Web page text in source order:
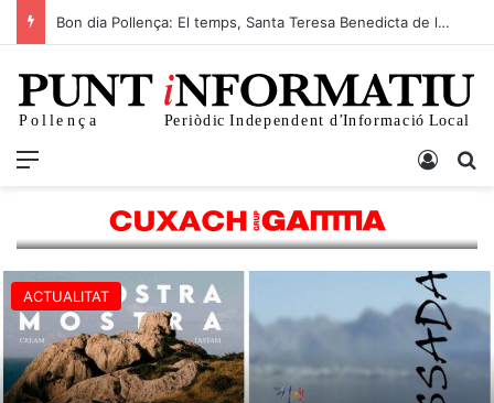
Bon dia Pollença: El temps, Santa Teresa Benedicta de la Creu i l’actualitat d’avui 9 d’agost
ACTUALITAT